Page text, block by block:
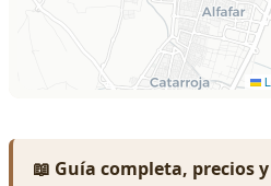
📖 Guía completa, precios